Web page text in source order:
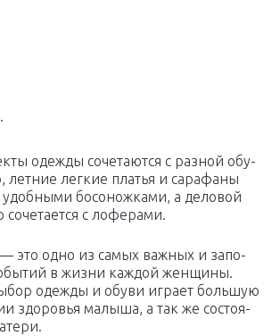
одеж­ды соче­та­ют­ся с раз­ной обу­
лег­кие пла­тья и сара­фа­ны
удоб­ны­ми босо­нож­ка­ми, а дело­вой
с лоферами.
это одно из самых важ­ных и запо­
в жиз­ни каж­дой жен­щи­ны.
одеж­ды и обу­ви игра­ет боль­шую
здо­ро­вья малы­ша, а так же состо­я­